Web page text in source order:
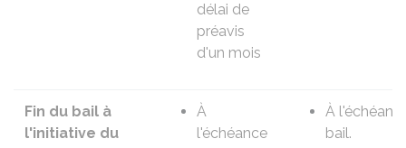
délai de
préavis
d'un mois
Fin du bail à
l'initiative du
À
l'échéance
À
bail.